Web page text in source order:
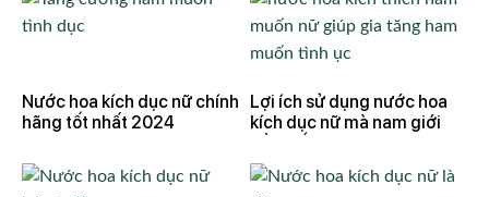
Nước hoa kích dục nữ chính
hãng tốt nhất 2024
Lợi ích sử dụng nước hoa
kích dục nữ mà nam giới